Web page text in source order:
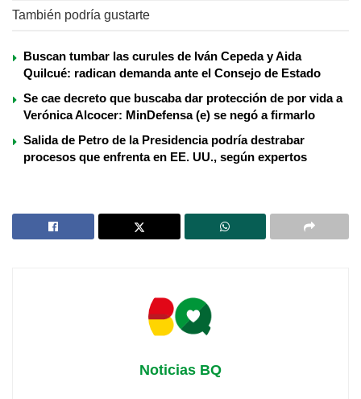
También podría gustarte
Buscan tumbar las curules de Iván Cepeda y Aida
Quilcué: radican demanda ante el Consejo de Estado
Se cae decreto que buscaba dar protección de por vida a
Verónica Alcocer: MinDefensa (e) se negó a firmarlo
Salida de Petro de la Presidencia podría destrabar
procesos que enfrenta en EE. UU., según expertos
Noticias BQ